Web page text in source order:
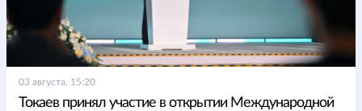
03 августа, 15:20
Токаев принял участие в открытии Международной